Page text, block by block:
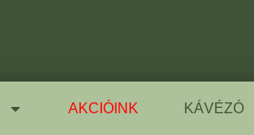
AKCIÓINK KÁVÉZÓ